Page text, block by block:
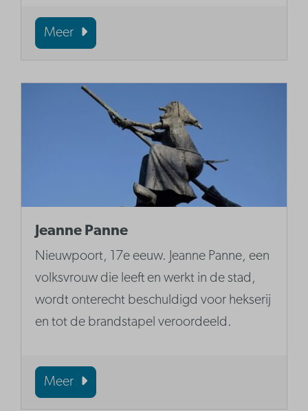
Meer
Jeanne Panne
Nieuwpoort, 17e eeuw. Jeanne Panne, een
volksvrouw die leeft en werkt in de stad,
wordt onterecht beschuldigd voor hekserij
en tot de brandstapel veroordeeld.
Meer